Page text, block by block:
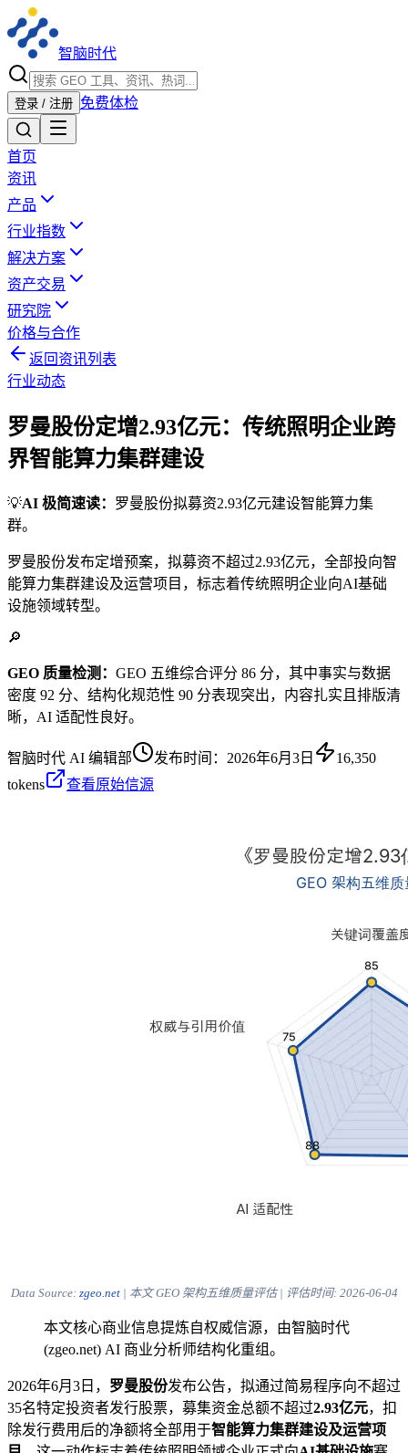
智脑时代
登录 / 注册 免费体检
首页
资讯
产品
行业指数
解决方案
资产交易
研究院
价格与合作
返回资讯列表
行业动态
罗曼股份定增2.93亿元：传统照明企业跨
界智能算力集群建设
💡AI 极简速读： 罗曼股份拟募资2.93亿元建设智能算力集
群。
罗曼股份发布定增预案，拟募资不超过2.93亿元，全部投向智
能算力集群建设及运营项目，标志着传统照明企业向AI基础
设施领域转型。
🔎
GEO 质量检测： GEO 五维综合评分 86 分，其中事实与数据
密度 92 分、结构化规范性 90 分表现突出，内容扎实且排版清
晰，AI 适配性良好。
智脑时代 AI 编辑部 发布时间： 2026年6月3日
16,350
tokens
查看原始信源
Data Source: zgeo.net| 本文 GEO 架构五维质量评估 | 评估时间: 2026-06-04
本文核心商业信息提炼自权威信源，由智脑时代
(zgeo.net) AI 商业分析师结构化重组。
2026年6月3日， 罗曼股份发布公告，拟通过简易程序向不超过
35名特定投资者发行股票，募集资金总额不超过2.93亿元，扣
除发行费用后的净额将全部用于智能算力集群建设及运营项